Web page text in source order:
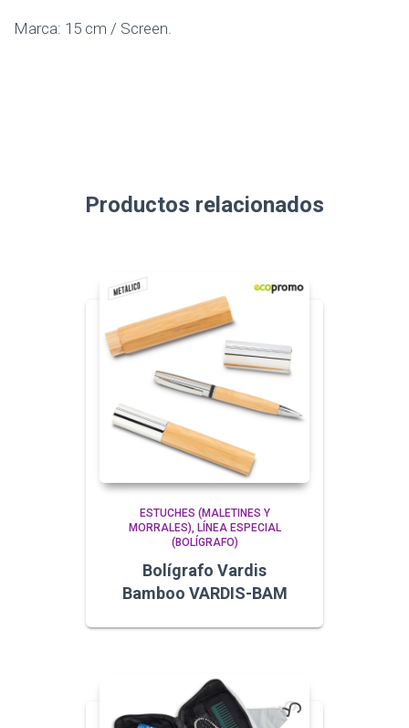
Marca: 15 cm / Screen.
Productos relacionados
ESTUCHES (MALETINES Y
MORRALES)
LÍNEA ESPECIAL
(BOLÍGRAFO)
Bolígrafo Vardis
Bamboo VARDIS-BAM